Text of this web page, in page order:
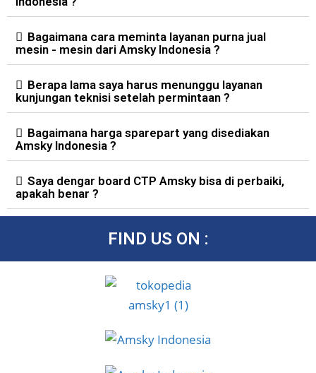
Bagaimana cara meminta layanan purna jual
mesin - mesin dari Amsky Indonesia ?
Berapa lama saya harus menunggu layanan
kunjungan teknisi setelah permintaan ?
Bagaimana harga sparepart yang disediakan
Amsky Indonesia ?
Saya dengar board CTP Amsky bisa di perbaiki,
apakah benar ?
FIND US ON :